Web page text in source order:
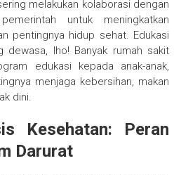
melakukan kolaborasi dengan
untuk meningkatkan
pentingnya hidup sehat. Edukasi
dewasa, lho! Banyak rumah sakit
edukasi kepada anak-anak,
menjaga kebersihan, makan
dini.
Kesehatan: Peran
Darurat